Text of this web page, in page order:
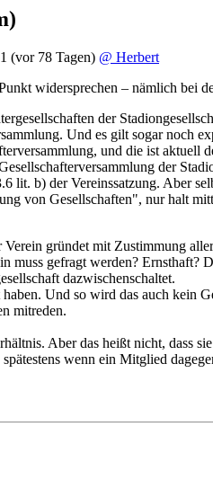
(vor 78 Tagen) @ Herbert
widersprechen – nämlich bei
der
Und es gilt sogar noch
und die ist aktuell
der
lit. b) der Vereinssatzung. Aber
von Gesellschaften", nur halt
Verein gründet mit Zustimmung
muss gefragt werden? Ernsthaft?
dazwischenschaltet.
Und so wird das auch kein
mitreden.
Aber das heißt nicht, dass
wenn ein Mitglied